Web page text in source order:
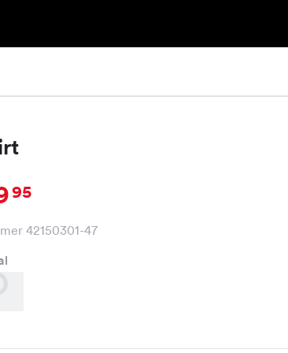
95
42150301-47